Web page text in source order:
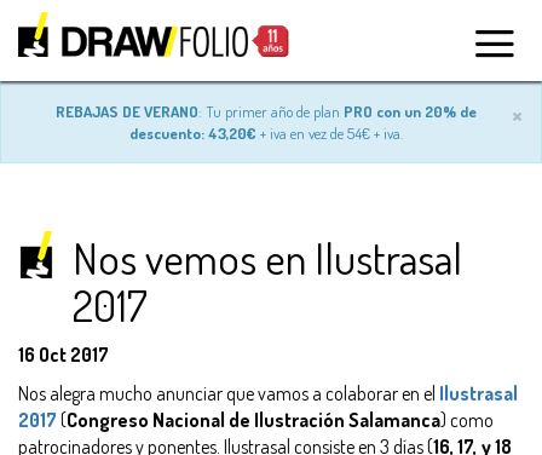
×
REBAJAS DE VERANO: Tu primer año de plan PRO con un 20% de
descuento: 43,20€ + iva en vez de 54€ + iva.
Nos vemos en Ilustrasal
2017
16 Oct 2017
Nos alegra mucho anunciar que vamos a colaborar en el Ilustrasal
2017 (Congreso Nacional de Ilustración Salamanca) como
patrocinadores y ponentes. Ilustrasal consiste en 3 días (16, 17, y 18